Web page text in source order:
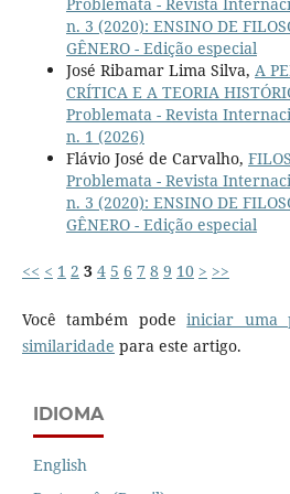
n. 3 (2020): ENSINO DE
GÊNERO - Edição especial
José Ribamar Lima Silva, A
CRÍTICA E A TEORIA
Problemata - Revista
n. 1 (2026)
Flávio José de Carvalho,
Problemata - Revista
n. 3 (2020): ENSINO DE
GÊNERO - Edição especial
<< < 1 2 3 4 5 6 7 8 9 10 > >>
Você também podeiniciar uma
similaridade para este artigo.
IDIOMA
English